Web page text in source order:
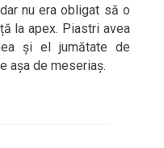
nu era obligat să o
la apex. Piastri avea
și el jumătate de
așa de meseriaș.